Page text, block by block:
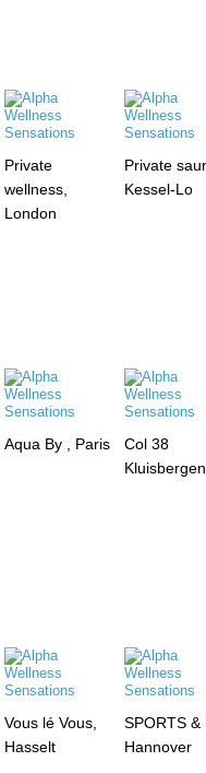
Private
wellness,
London
Private
Kessel-Lo
Aqua By , Paris
Col 38
Kluisbergen
Vous lé Vous,
Hasselt
SPORTS &
Hannover